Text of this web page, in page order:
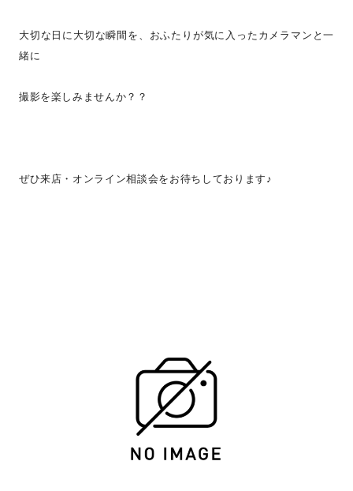
大切な日に大切な瞬間を、おふたりが気に入ったカメラマンと一
緒に
撮影を楽しみませんか？？
ぜひ来店・オンライン相談会をお待ちしております♪